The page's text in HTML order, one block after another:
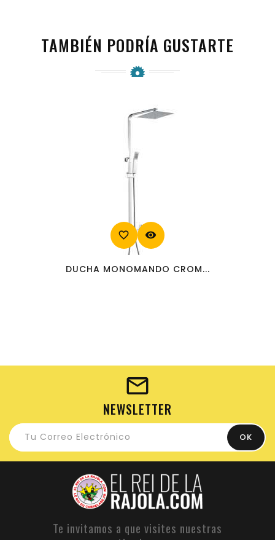
TAMBIÉN PODRÍA GUSTARTE
favorite_border visibility
DUCHA MONOMANDO CROM...
NEWSLETTER
Te invitamos a que visites nuestras